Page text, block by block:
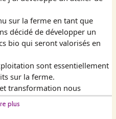
sur la ferme en tant que
décidé de développer un
bio qui seront valorisés en
sont essentiellement
sur la ferme.
transformation nous
boucher qui vient de s
plus